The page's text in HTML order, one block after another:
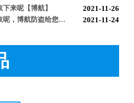
来呢【博航】 2021-11-26
2021-11-24